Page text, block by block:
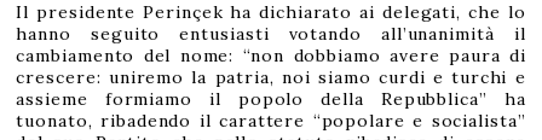
Il presidente Perinçek ha dichiarato ai delegati, che lo
hanno seguito entusiasti votando all’unanimità il
cambiamento del nome: “non dobbiamo avere paura di
crescere: uniremo la patria, noi siamo curdi e turchi e
assieme formiamo il popolo della Repubblica” ha
tuonato, ribadendo il carattere “popolare e socialista”